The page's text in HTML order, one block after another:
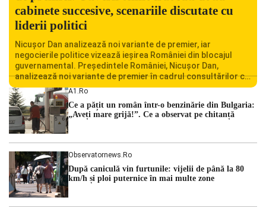
cabinete succesive, scenariile discutate cu
liderii politici
Nicușor Dan analizează noi variante de premier, iar
negocierile politice vizează ieșirea României din blocajul
guvernamental. Președintele României, Nicușor Dan,
analizează noi variante de premier în cadrul consultărilor cu
liderii politici. Ciprian Ciucu vorbește despre scenariul unui
guvern tehnocrat și despre posibilitatea a două cabinete
succesive. Nicușor Dan analizează noi variante de premier
România traversează […]
A1.ro
Ce a pățit un român într-o benzinărie din Bulgaria:
„Aveți mare grijă!”. Ce a observat pe chitanță
Observatornews.ro
După caniculă vin furtunile: vijelii de până la 80
km/h și ploi puternice în mai multe zone